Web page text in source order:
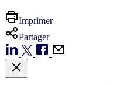
Imprimer
Partager